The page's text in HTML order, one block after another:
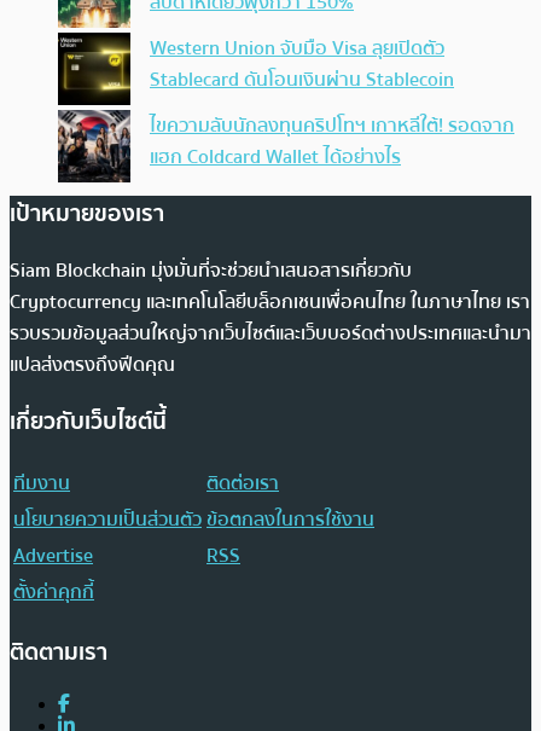
Western Union จับมือ Visa ลุยเปิดตัว
Stablecard ดันโอนเงินผ่าน Stablecoin
ไขความลับนักลงทุนคริปโทฯ เกาหลีใต้! รอดจาก
แฮก Coldcard Wallet ได้อย่างไร
เป้าหมายของเรา
Siam Blockchain มุ่งมั่นที่จะช่วยนำเสนอสารเกี่ยวกับ
Cryptocurrency และเทคโนโลยีบล็อกเชนเพื่อคนไทย ในภาษาไทย เรา
รวบรวมข้อมูลส่วนใหญ่จากเว็บไซต์และเว็บบอร์ดต่างประเทศและนำมา
แปลส่งตรงถึงฟีดคุณ
เกี่ยวกับเว็บไซต์นี้
ทีมงาน
ติดต่อเรา
นโยบายความเป็นส่วนตัวข้อตกลงในการใช้งาน
Advertise
RSS
ตั้งค่าคุกกี้
ติดตามเรา